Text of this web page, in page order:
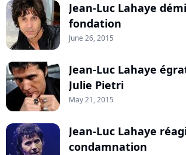
Jean-Luc Lahaye
fondation
June 26, 2015
Jean-Luc Lahaye
Julie Pietri
May 21, 2015
Jean-Luc Lahaye
condamnation